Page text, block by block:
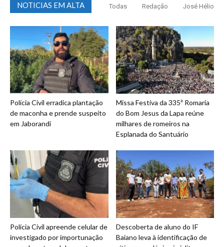
NOTICIAS EM ALTA Todas Redação José Hélio
Polícia Civil erradica plantação
de maconha e prende suspeito
em Jaborandi
Missa Festiva da 335ª Romaria
do Bom Jesus da Lapa reúne
milhares de romeiros na
Esplanada do Santuário
Polícia Civil apreende celular de
investigado por importunação
Descoberta de aluno do IF
Baiano leva à identificação de